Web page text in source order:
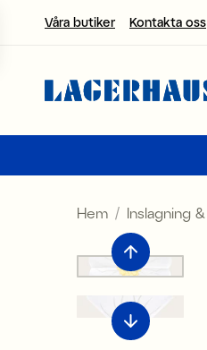
Våra butiker Kontakta oss
Välj språk /
FI / EUR
NO / NKR
SE / SEK
Hem Inslagning